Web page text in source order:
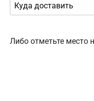
Либо отметьте место